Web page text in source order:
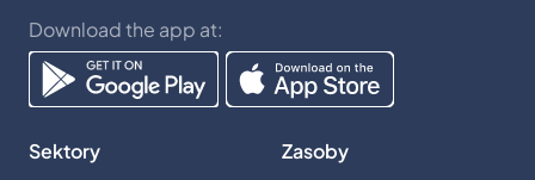
Download the app at:
Sektory
Zasoby